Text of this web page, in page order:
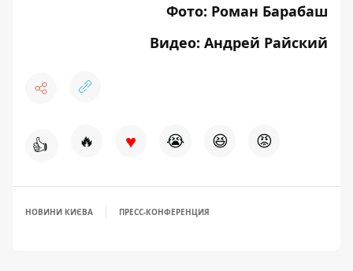
Фото: Роман Барабаш
Видео: Андрей Райский
👍 🔥 ♥ 😭 😆 😡
НОВИНИ КИЄВА ПРЕСС-КОНФЕРЕНЦИЯ